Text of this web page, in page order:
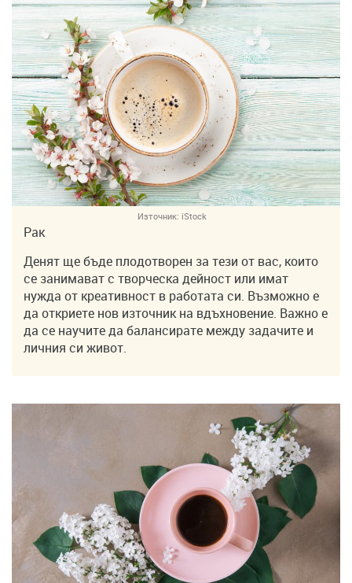
Източник: iStock
Рак
Денят ще бъде плодотворен за тези от вас, които
се занимават с творческа дейност или имат
нужда от креативност в работата си. Възможно е
да откриете нов източник на вдъхновение. Важно е
да се научите да балансирате между задачите и
личния си живот.